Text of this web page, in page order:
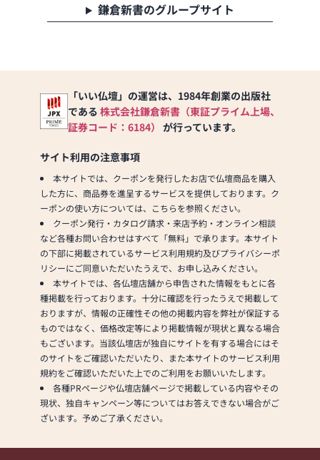
鎌倉新書のグループサイト
「いい仏壇」の運営は、1984年創業の出版社
である 株式会社鎌倉新書（東証プライム上場、
証券コード：6184） が行っています。
サイト利用の注意事項
本サイトでは、クーポンを発行したお店で仏壇商品を購入
した方に、商品券を進呈するサービスを提供しております。ク
ーポンの使い方については、こちらを参照ください。
クーポン発行・カタログ請求・来店予約・オンライン相談
など各種お問い合わせはすべて「無料」で承ります。本サイト
の下部に掲載されているサービス利用規約及びプライバシーポ
リシーにご同意いただいたうえで、お申し込みください。
本サイトでは、各仏壇店舗から申告された情報をもとに各
種掲載を行っております。十分に確認を行ったうえで掲載して
おりますが、情報の正確性その他の掲載内容を弊社が保証する
ものではなく、価格改定等により掲載情報が現状と異なる場合
もございます。当該仏壇店が独自にサイトを有する場合にはそ
のサイトをご確認いただいたり、また本サイトのサービス利用
規約をご確認いただいた上でのご利用をお願いいたします。
各種PRページや仏壇店舗ページで掲載している内容やその
現状、独自キャンペーン等についてはお答えできない場合がご
ざいます。予めご了承ください。